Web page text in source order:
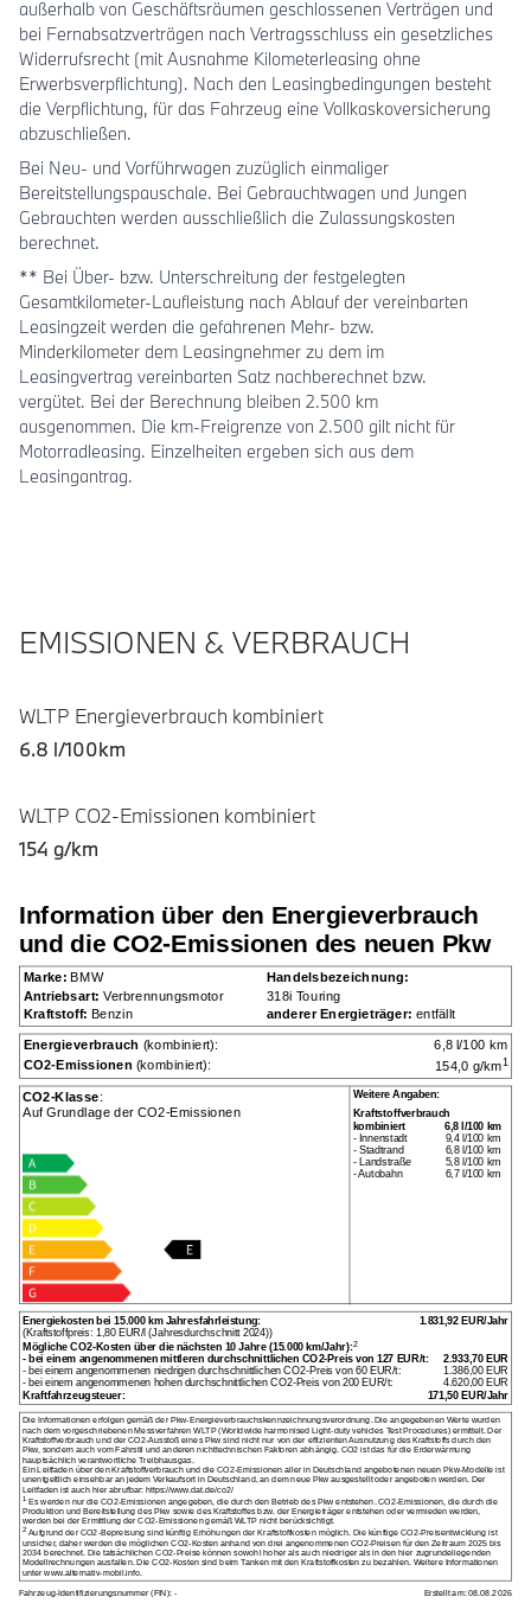
außerhalb von Geschäftsräumen geschlossenen Verträgen und
bei Fernabsatzverträgen nach Vertragsschluss ein gesetzliches
Widerrufsrecht (mit Ausnahme Kilometerleasing ohne
Erwerbsverpflichtung). Nach den Leasingbedingungen besteht
die Verpflichtung, für das Fahrzeug eine Vollkaskoversicherung
abzuschließen.
Bei Neu- und Vorführwagen zuzüglich einmaliger
Bereitstellungspauschale. Bei Gebrauchtwagen und Jungen
Gebrauchten werden ausschließlich die Zulassungskosten
berechnet.
** Bei Über- bzw. Unterschreitung der festgelegten
Gesamtkilometer-Laufleistung nach Ablauf der vereinbarten
Leasingzeit werden die gefahrenen Mehr- bzw.
Minderkilometer dem Leasingnehmer zu dem im
Leasingvertrag vereinbarten Satz nachberechnet bzw.
vergütet. Bei der Berechnung bleiben 2.500 km
ausgenommen. Die km-Freigrenze von 2.500 gilt nicht für
Motorradleasing. Einzelheiten ergeben sich aus dem
Leasingantrag.
EMISSIONEN & VERBRAUCH
WLTP Energieverbrauch kombiniert
6.8 l/100km
WLTP CO2-Emissionen kombiniert
154 g/km